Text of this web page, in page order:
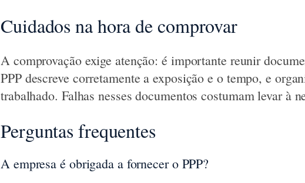
Cuidados na hora de comprovar
A comprovação exige atenção: é importante reunir
PPP descreve corretamente a exposição e o tempo, e
trabalhado. Falhas nesses documentos costumam levar à
Perguntas frequentes
A empresa é obrigada a fornecer o PPP?